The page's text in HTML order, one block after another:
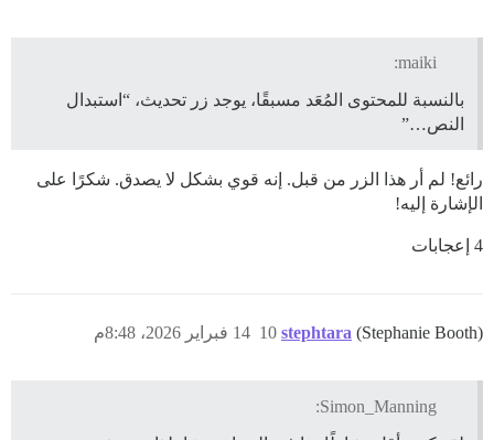
maiki:
بالنسبة للمحتوى المُعَد مسبقًا، يوجد زر تحديث، “استبدال
النص…”
رائع! لم أر هذا الزر من قبل. إنه قوي بشكل لا يصدق. شكرًا على
الإشارة إليه!
4 إعجابات
stephtara (Stephanie Booth) 14 فبراير 2026، 8:48م 10
Simon_Manning: